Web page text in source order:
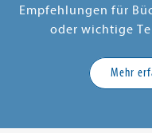
Empfehlungen für
oder wichtige
Mehr